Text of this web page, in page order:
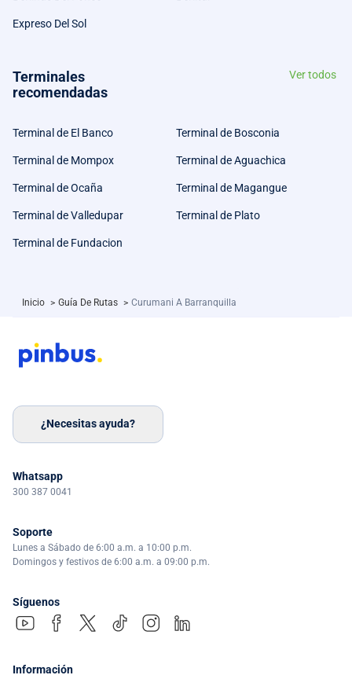
Expreso Del Sol
Terminales
recomendadas
Ver todos
Terminal de El Banco Terminal de Bosconia
Terminal de Mompox Terminal de Aguachica
Terminal de Ocaña Terminal de Magangue
Terminal de Valledupar Terminal de Plato
Terminal de Fundacion
Inicio > Guía De Rutas > Curumani A Barranquilla
¿Necesitas ayuda?
Whatsapp
300 387 0041
Soporte
Lunes a Sábado de 6:00 a.m. a 10:00 p.m.
Domingos y festivos de 6:00 a.m. a 09:00 p.m.
Síguenos
Información